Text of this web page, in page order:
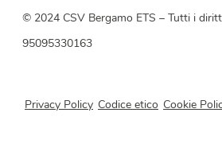
© 2024 CSV Bergamo ETS – Tutti i
95095330163
Privacy Policy Codice etico Cookie